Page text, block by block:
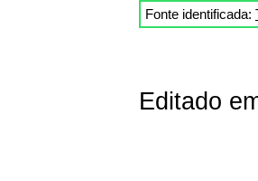
Fonte identificada:
Editado